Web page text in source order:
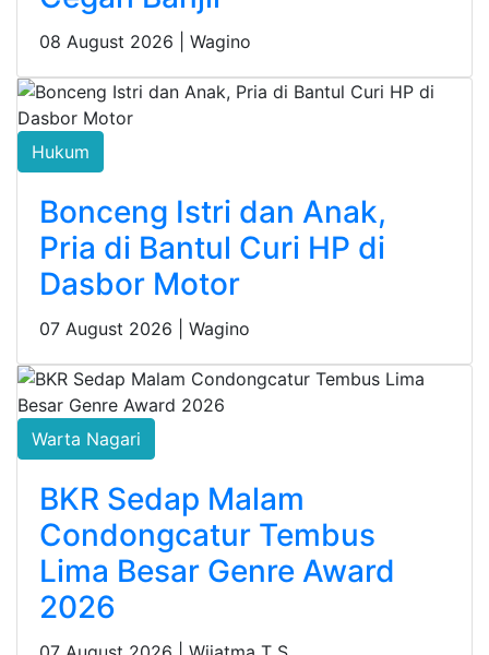
08 August 2026 | Wagino
Hukum
Bonceng Istri dan Anak,
Pria di Bantul Curi HP di
Dasbor Motor
07 August 2026 | Wagino
Warta Nagari
BKR Sedap Malam
Condongcatur Tembus
Lima Besar Genre Award
2026